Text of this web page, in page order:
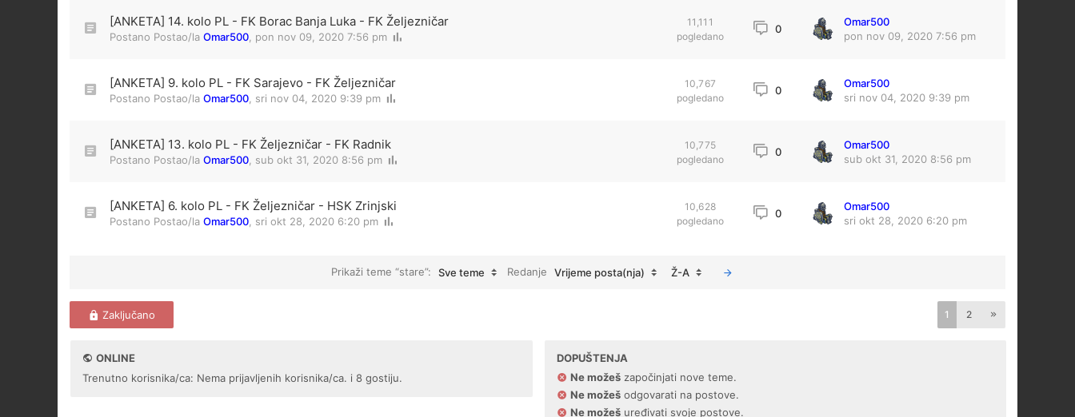
[ANKETA] 14. kolo PL - FK Borac Banja Luka - FK Željezničar
Postano Postao/la Omar500 pon nov 09, 2020 7:56 pm
11,111
pogledano
0
Omar500
pon nov 09, 2020 7:56 pm
[ANKETA] 9. kolo PL - FK Sarajevo - FK Željezničar
Postano Postao/la Omar500 sri nov 04, 2020 9:39 pm
10,767
pogledano
0
Omar500
sri nov 04, 2020 9:39 pm
[ANKETA] 13. kolo PL - FK Željezničar - FK Radnik
Postano Postao/la Omar500 sub okt 31, 2020 8:56 pm
10,775
pogledano
0
Omar500
sub okt 31, 2020 8:56 pm
[ANKETA] 6. kolo PL - FK Željezničar - HSK Zrinjski
Postano Postao/la Omar500 sri okt 28, 2020 6:20 pm
10,628
pogledano
0
Omar500
sri okt 28, 2020 6:20 pm
Prikaži teme “stare”: Sve teme Redanje Vrijeme posta(nja) Ž-A
Zaključano 1 2
ONLINE
Trenutno korisnika/ca: Nema prijavljenih korisnika/ca. i 8 gostiju.
DOPUŠTENJA
Ne možešzapočinjati nove teme.
Ne možešodgovarati na postove.
Ne možešuređivati svoje postove.